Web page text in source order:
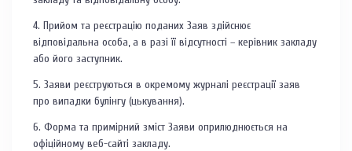
4. Прийом та реєстрацію поданих Заяв здійснює
відповідальна особа, а в разі її відсутності – керівник закладу
або його заступник.
5. Заяви реєструються в окремому журналі реєстрації заяв
про випадки булінгу (цькування).
6. Форма та примірний зміст Заяви оприлюднюється на
офіційному веб-сайті закладу.